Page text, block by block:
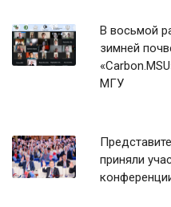
В восьмой
зимней
МГУ
приняли